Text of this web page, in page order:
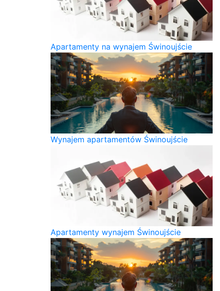
Apartamenty na wynajem Świnoujście
Wynajem apartamentów Świnoujście
Apartamenty wynajem Świnoujście